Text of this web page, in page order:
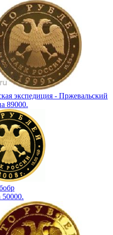
экспедиция - Пржевальский
89000.
50000.